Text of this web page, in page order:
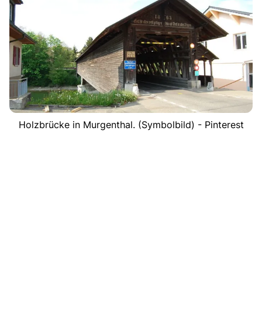
Holzbrücke in Murgenthal. (Symbolbild) - Pinterest